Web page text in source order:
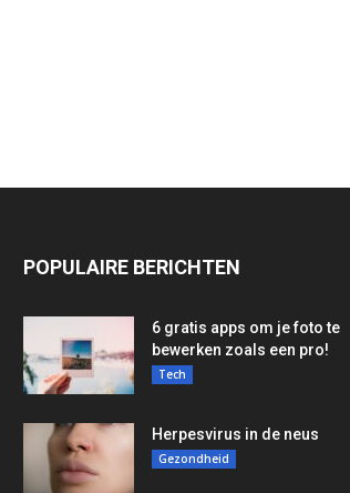
POPULAIRE BERICHTEN
6 gratis apps om je foto te
bewerken zoals een pro!
Tech
Herpesvirus in de neus
Gezondheid